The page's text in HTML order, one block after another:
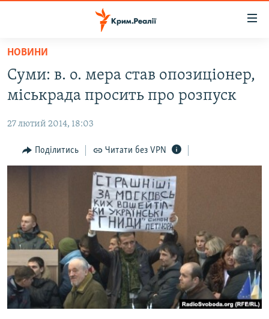
Перейти
основного
матеріалу
до
навігації
Перейти
ВОДА.КРИМ
ВІДЕО ТА ФОТО
ПОЛІТИКА
БЛОГИ
ВСЕ ЗА ДЕНЬ
СПЕЦПРОЕКТИ
ДЕПОРТАЦІЯ
ВІДЕОУРОКИ «ELIFBE»
СВІДЧЕННЯ ОКУПАЦІЇ
ЯК ОБІЙТИ БЛОКУВАННЯ
Русский
Qırımtatar
НОВИНИ
Суми: в. о. мера став опозиціонер,
міськрада просить про розпуск
27 лютий 2014, 18:03
Поділитись Читати без VPN